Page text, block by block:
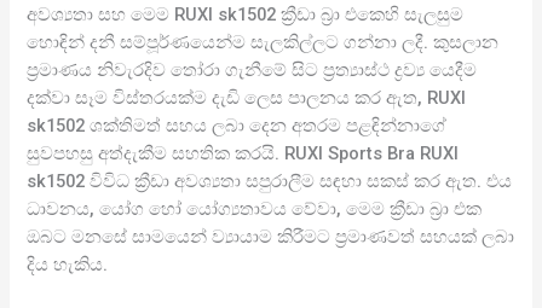
අවශ්‍යතා සහ මෙම RUXI sk1502 ක්‍රීඩා බ්‍රා එකෙහි සැලසුම
හොඳින් දනී සම්පූර්ණයෙන්ම සැලකිල්ලට ගන්නා ලදී. කුසලාන
ප්‍රමාණය නිවැරදිව තෝරා ගැනීමේ සිට ප්‍රත්‍යාස්ථ ද්‍රව්‍ය යෙදීම
දක්වා සෑම විස්තරයක්ම දැඩි ලෙස පාලනය කර ඇත, RUXI
sk1502 ශක්තිමත් සහය ලබා දෙන අතරම පළඳින්නාගේ
සුවපහසු අත්දැකීම සහතික කරයි. RUXI Sports Bra RUXI
sk1502 විවිධ ක්‍රීඩා අවශ්‍යතා සපුරාලීම සඳහා සකස් කර ඇත. එය
ධාවනය, යෝග හෝ යෝග්‍යතාවය වේවා, මෙම ක්‍රීඩා බ්‍රා එක
ඔබට මනසේ සාමයෙන් ව්‍යායාම කිරීමට ප්‍රමාණවත් සහයක් ලබා
දිය හැකිය.